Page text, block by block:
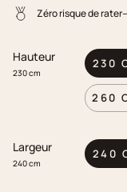
Zéro risque de rater
Hauteur
230 cm
230
260
Largeur
240 cm
240